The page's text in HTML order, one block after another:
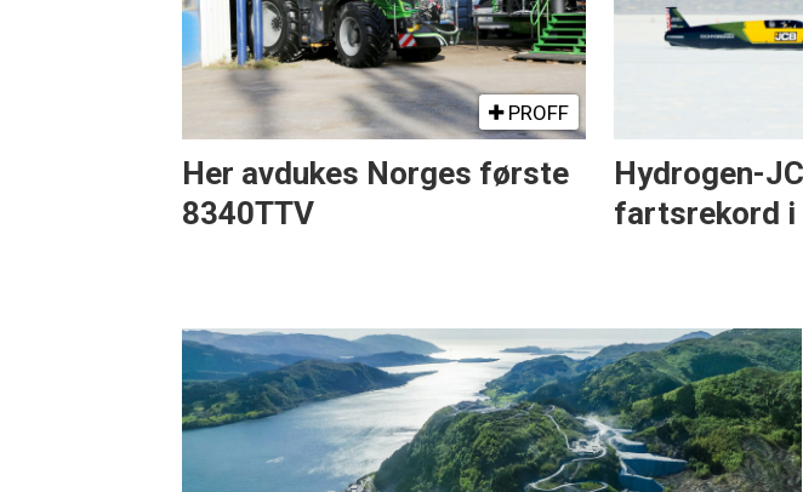
PROFF
Her avdukes Norges første
8340TTV
Hydrogen-
fartsrekord i